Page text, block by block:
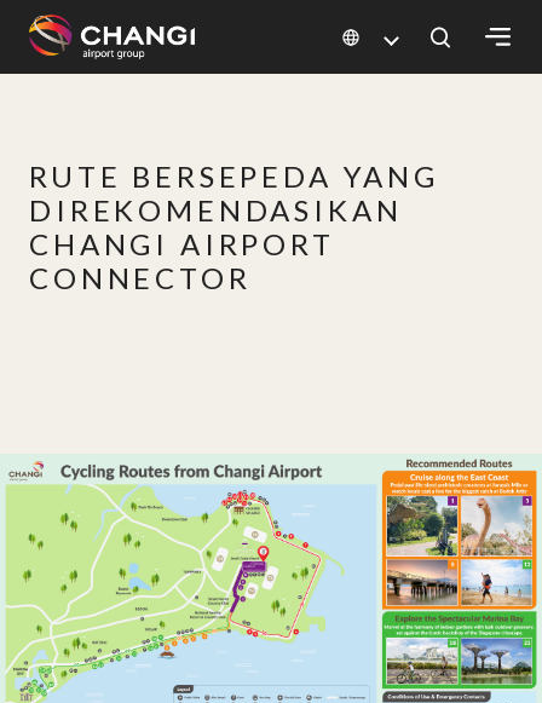
Changi
Sites:
Language
RUTE BERSEPEDA YANG
DIREKOMENDASIKAN
CHANGI AIRPORT
CONNECTOR